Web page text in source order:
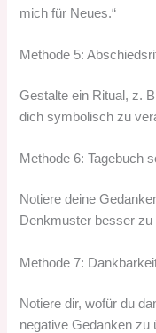
mich für Neues.“
Methode 5:
Gestalte ein Ritual, z.
dich symbolisch zu
Methode 6: Tagebuch
Notiere deine
Denkmuster besser zu
Methode 7:
Notiere dir, wofür du
negative Gedanken zu